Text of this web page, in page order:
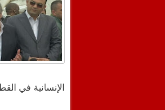
الإنسانية في